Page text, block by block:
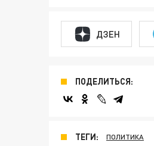
ДЗЕН
ПОДЕЛИТЬСЯ:
ТЕГИ: ПОЛИТИКА